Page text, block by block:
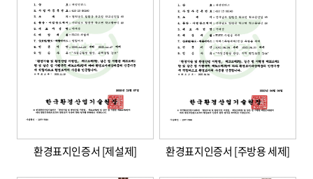
환경표지인증서 [제설제] 환경표지인증서 [주방용 세제]